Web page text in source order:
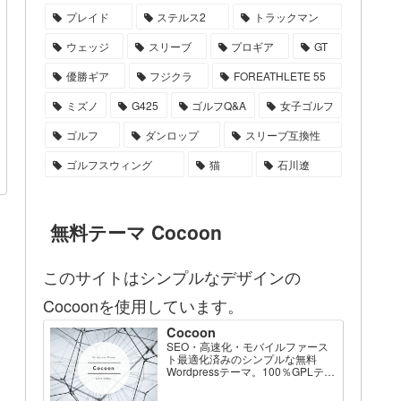
プレイド
ステルス2
トラックマン
ウェッジ
スリーブ プロギア
GT
優勝ギア
フジクラ
FOREATHLETE 55
ミズノ
G425 ゴルフQ&A
女子ゴルフ
ゴルフ
ダンロップ
スリーブ互換性
ゴルフスウィング
猫 石川遼
無料テーマ Cocoon
このサイトはシンプルなデザインの
Cocoonを使用しています。
Cocoon
SEO・高速化・モバイルファース
ト最適化済みのシンプルな無料
Wordpressテーマ。100％GPLテー